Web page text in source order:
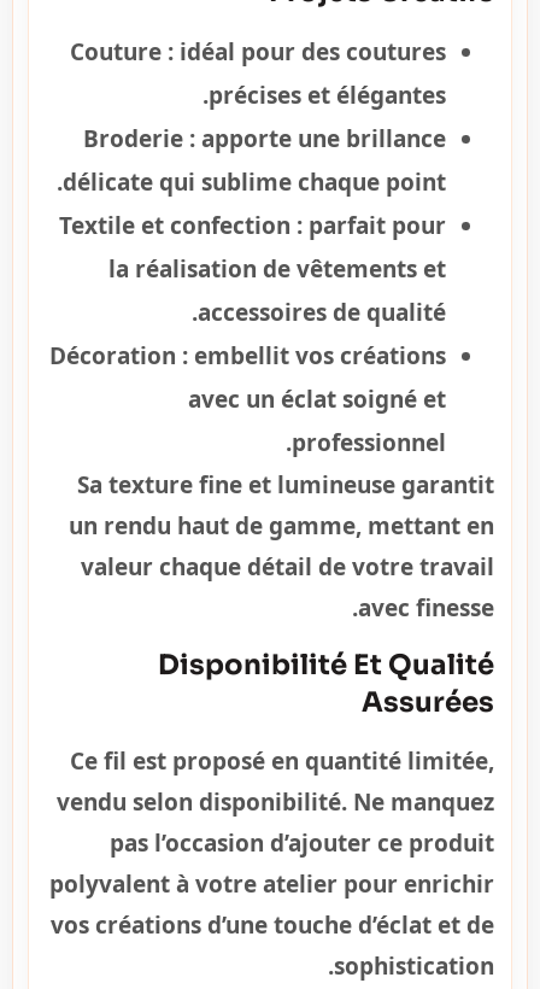
Couture : idéal pour des coutures
précises et élégantes.
Broderie : apporte une brillance
délicate qui sublime chaque point.
Textile et confection : parfait pour
la réalisation de vêtements et
accessoires de qualité.
Décoration : embellit vos créations
avec un éclat soigné et
professionnel.
Sa texture fine et lumineuse garantit
un rendu haut de gamme, mettant en
valeur chaque détail de votre travail
avec finesse.
Disponibilité Et Qualité
Assurées
Ce fil est proposé en quantité limitée,
vendu selon disponibilité. Ne manquez
pas l’occasion d’ajouter ce produit
polyvalent à votre atelier pour enrichir
vos créations d’une touche d’éclat et de
sophistication.